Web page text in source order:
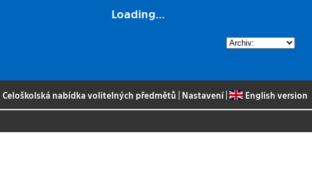
Loading...
|Celoškolská nabídka volitelných předmětů Nastavení| English version